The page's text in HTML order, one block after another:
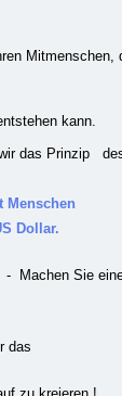
kann.
das Prinzip
Menschen
Dollar.
- Machen Sie
das